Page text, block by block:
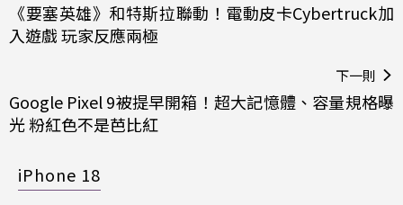
《要塞英雄》和特斯拉聯動！電動皮卡Cyber​​truck加
入遊戲 玩家反應兩極
下一則
Google Pixel 9被提早開箱！超大記憶體、容量規格曝
光 粉紅色不是芭比紅
iPhone 18